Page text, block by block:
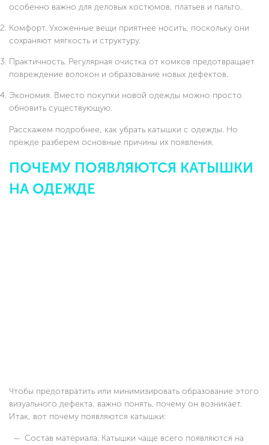
особенно важно для деловых костюмов, платьев и пальто.
Комфорт. Ухоженные вещи приятнее носить, поскольку они
сохраняют мягкость и структуру.
Практичность. Регулярная очистка от комков предотвращает
повреждение волокон и образование новых дефектов.
Экономия. Вместо покупки новой одежды можно просто
обновить существующую.
Расскажем подробнее, как убрать катышки с одежды. Но
прежде разберем основные причины их появления.
ПОЧЕМУ ПОЯВЛЯЮТСЯ КАТЫШКИ
НА ОДЕЖДЕ
Чтобы предотвратить или минимизировать образование этого
визуального дефекта, важно понять, почему он возникает.
Итак, вот почему появляются катышки:
Состав материала. Катышки чаще всего появляются на